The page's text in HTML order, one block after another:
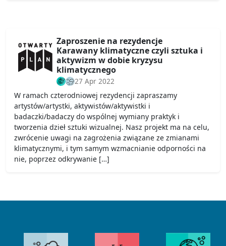
Zaproszenie na rezydencje
Karawany klimatyczne czyli sztuka i
aktywizm w dobie kryzysu
klimatycznego
27 Apr 2022
W ramach czterodniowej rezydencji zapraszamy
artystów/artystki, aktywistów/aktywistki i
badaczki/badaczy do wspólnej wymiany praktyk i
tworzenia dzieł sztuki wizualnej. Nasz projekt ma na celu,
zwrócenie uwagi na zagrożenia związane ze zmianami
klimatycznymi, i tym samym wzmacnianie odporności na
nie, poprzez odkrywanie […]